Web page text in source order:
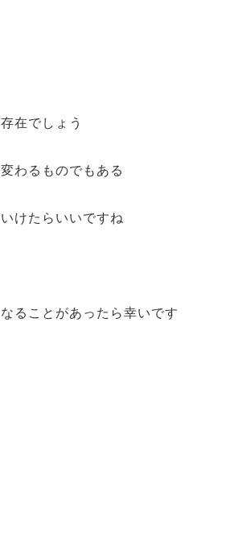
在でしょう
わるものでもある
けたらいいですね
ることがあったら幸いです